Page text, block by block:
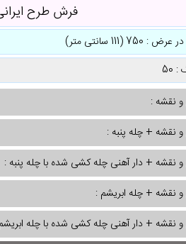
فرش طرح
(111 سانتی متر)
نقشه :
نقشه + چله پنبه :
نقشه + دار آهنی چله کشی شده با چله پنبه :
نقشه + چله ابریشم :
نقشه + دار آهنی چله کشی شده با چله